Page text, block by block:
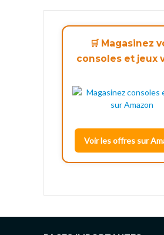
🛒 Magasinez
consoles et jeux
Voir les offres sur